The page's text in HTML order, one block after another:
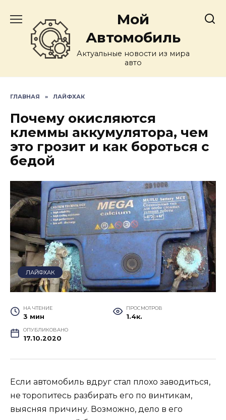
содержанию
Мой
Автомобиль
Актуальные новости из мира
авто
ГЛАВНАЯ » ЛАЙФХАК
Почему окисляются
клеммы аккумулятора, чем
это грозит и как бороться с
бедой
ЛАЙФХАК
НА ЧТЕНИЕ
3 мин
ПРОСМОТРОВ
1.4к.
ОПУБЛИКОВАНО
17.10.2020
Если автомобиль вдруг стал плохо заводиться,
не торопитесь разбирать его по винтикам,
выясняя причину. Возможно, дело в его